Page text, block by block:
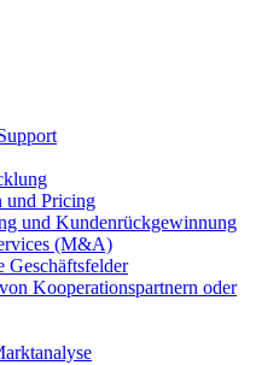
und Pricing
und Kundenrückgewinnung
(M&A)
Geschäftsfelder
Kooperationspartnern oder